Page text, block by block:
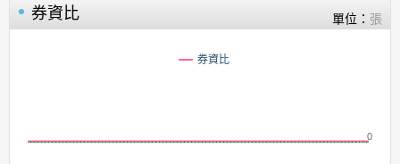
券資比 單位： 張
券資比
0